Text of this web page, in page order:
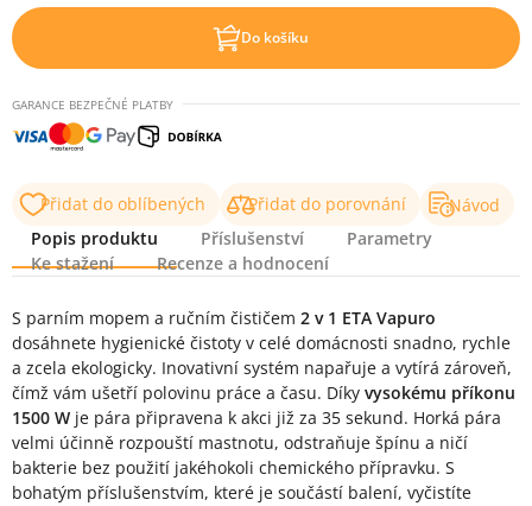
Do košíku
GARANCE BEZPEČNÉ PLATBY
Přidat do oblíbených Přidat do porovnání
Návod
Popis produktu
Příslušenství
Parametry
Ke stažení
Recenze a hodnocení
Popis produktu
S parním mopem a ručním čističem 2 v 1 ETA Vapuro
dosáhnete hygienické čistoty v celé domácnosti snadno, rychle
a zcela ekologicky. Inovativní systém napařuje a vytírá zároveň,
čímž vám ušetří polovinu práce a času. Díky vysokému příkonu
1500 W je pára připravena k akci již za 35 sekund. Horká pára
velmi účinně rozpouští mastnotu, odstraňuje špínu a ničí
bakterie bez použití jakéhokoli chemického přípravku. S
bohatým příslušenstvím, které je součástí balení, vyčistíte